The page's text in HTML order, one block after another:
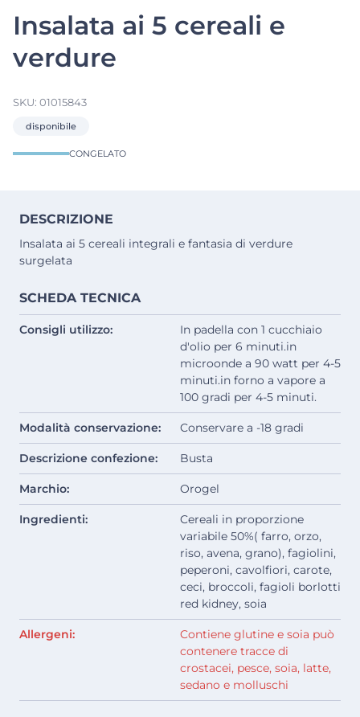
Insalata ai 5 cereali e
verdure
SKU: 01015843
disponibile
CONGELATO
DESCRIZIONE
Insalata ai 5 cereali integrali e fantasia di verdure
surgelata
SCHEDA TECNICA
Consigli utilizzo:
In padella con 1 cucchiaio
d'olio per 6 minuti.in
microonde a 90 watt per 4-5
minuti.in forno a vapore a
100 gradi per 4-5 minuti.
Modalità conservazione: Conservare a -18 gradi
Descrizione confezione: Busta
Marchio: Orogel
Ingredienti:
Cereali in proporzione
variabile 50%( farro, orzo,
riso, avena, grano), fagiolini,
peperoni, cavolfiori, carote,
ceci, broccoli, fagioli borlotti
red kidney, soia
Allergeni:
Contiene glutine e soia può
contenere tracce di
crostacei, pesce, soia, latte,
sedano e molluschi